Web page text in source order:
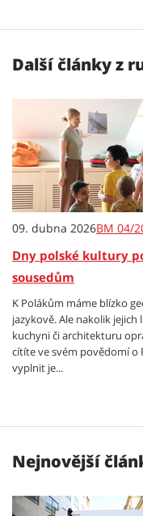
Další články z
09. dubna 2026BM 04/
Dny polské kultury
sousedům
K Polákům máme blízko
jazykově. Ale nakolik
kuchyni či architekturu
cítíte ve svém povědomí o
vyplnit je...
Nejnovější